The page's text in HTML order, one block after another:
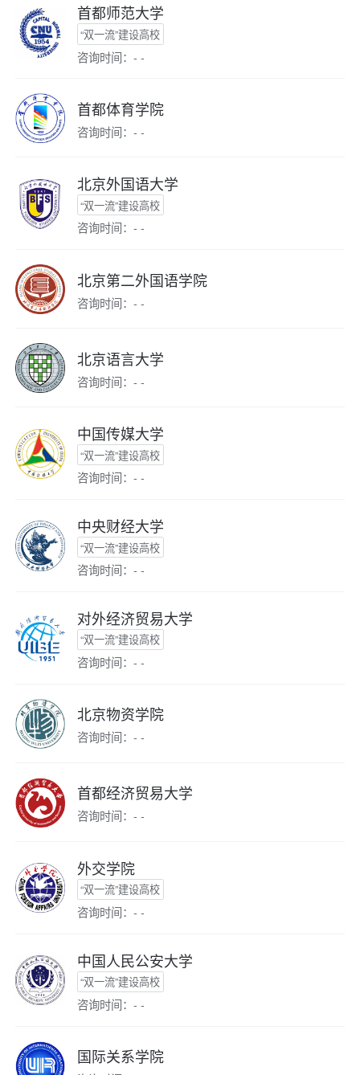
首都师范大学
“双一流”建设高校
咨询时间：- -
首都体育学院
咨询时间：- -
北京外国语大学
“双一流”建设高校
咨询时间：- -
北京第二外国语学院
咨询时间：- -
北京语言大学
咨询时间：- -
中国传媒大学
“双一流”建设高校
咨询时间：- -
中央财经大学
“双一流”建设高校
咨询时间：- -
对外经济贸易大学
“双一流”建设高校
咨询时间：- -
北京物资学院
咨询时间：- -
首都经济贸易大学
咨询时间：- -
外交学院
“双一流”建设高校
咨询时间：- -
中国人民公安大学
“双一流”建设高校
咨询时间：- -
国际关系学院